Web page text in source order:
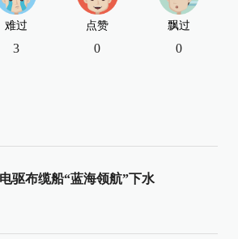
难过
3
点赞
0
飘过
0
驱布缆船“蓝海领航”下水